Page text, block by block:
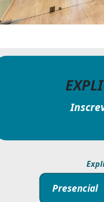
Presencial